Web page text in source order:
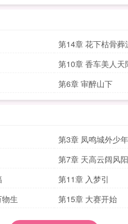
第14章 花下枯骨葬
第10章 香车美人天
第6章 审醉山下
第3章 凤鸣城外少
第7章 天高云阔风
第11章 入梦引
生 第15章 大赛开始